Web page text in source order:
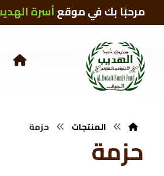
مرحبًا بك في موقعأسرة
المنتجات حزمة
حزمة